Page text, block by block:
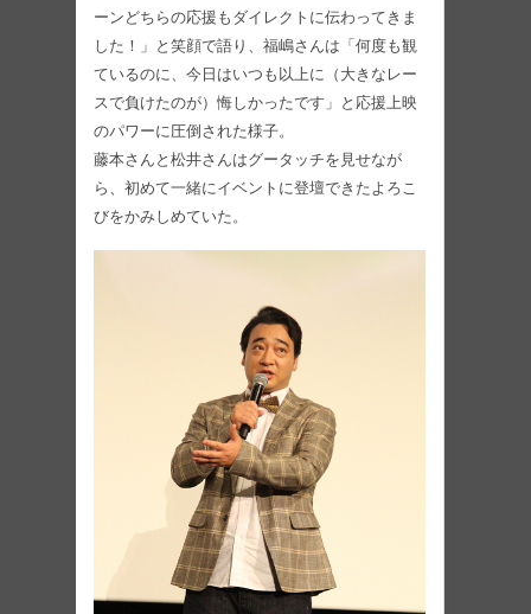
ーンどちらの応援もダイレクトに伝わってきま
した！」と笑顔で語り、福嶋さんは「何度も観
ているのに、今日はいつも以上に（大きなレー
スで負けたのが）悔しかったです」と応援上映
のパワーに圧倒された様子。
藤本さんと松井さんはグータッチを見せなが
ら、初めて一緒にイベントに登壇できたよろこ
びをかみしめていた。